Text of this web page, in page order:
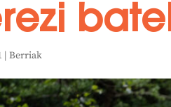
|Berriak